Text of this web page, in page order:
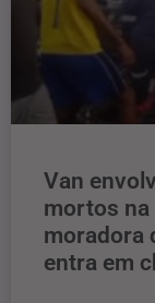
Van
mortos na
moradora
entra em